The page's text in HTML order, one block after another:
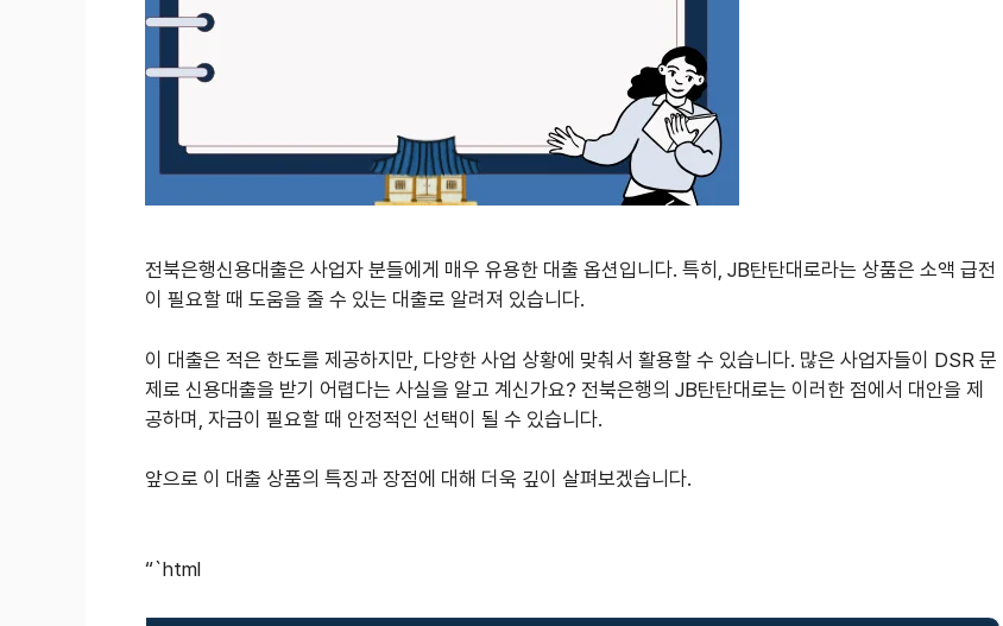
전북은행신용대출은 사업자 분들에게 매우 유용한 대출 옵션입니다. 특히, JB탄탄대로라는 상품은 소액 급전
이 필요할 때 도움을 줄 수 있는 대출로 알려져 있습니다.
이 대출은 적은 한도를 제공하지만, 다양한 사업 상황에 맞춰서 활용할 수 있습니다. 많은 사업자들이 DSR 문
제로 신용대출을 받기 어렵다는 사실을 알고 계신가요? 전북은행의 JB탄탄대로는 이러한 점에서 대안을 제
공하며, 자금이 필요할 때 안정적인 선택이 될 수 있습니다.
앞으로 이 대출 상품의 특징과 장점에 대해 더욱 깊이 살펴보겠습니다.
“`html